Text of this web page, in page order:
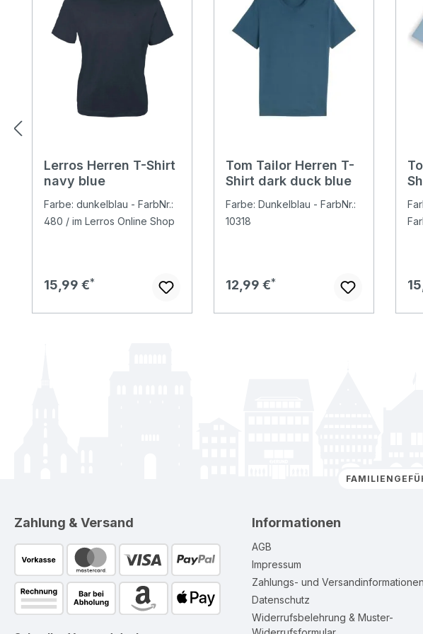
Lerros Herren T-Shirt
navy blue
Farbe: dunkelblau - FarbNr.:
480 / im Lerros Online Shop
Regulärer Preis:
15,99 €
Tom Tailor Herren T-
Shirt dark duck blue
Farbe: Dunkelblau - FarbNr.:
10318
Regulärer Preis:
12,99 €
Zahlung & Versand Informationen
AGB
Impressum
Zahlungs- und Versandinformationen
Datenschutz
Widerrufsbelehrung & Muster-